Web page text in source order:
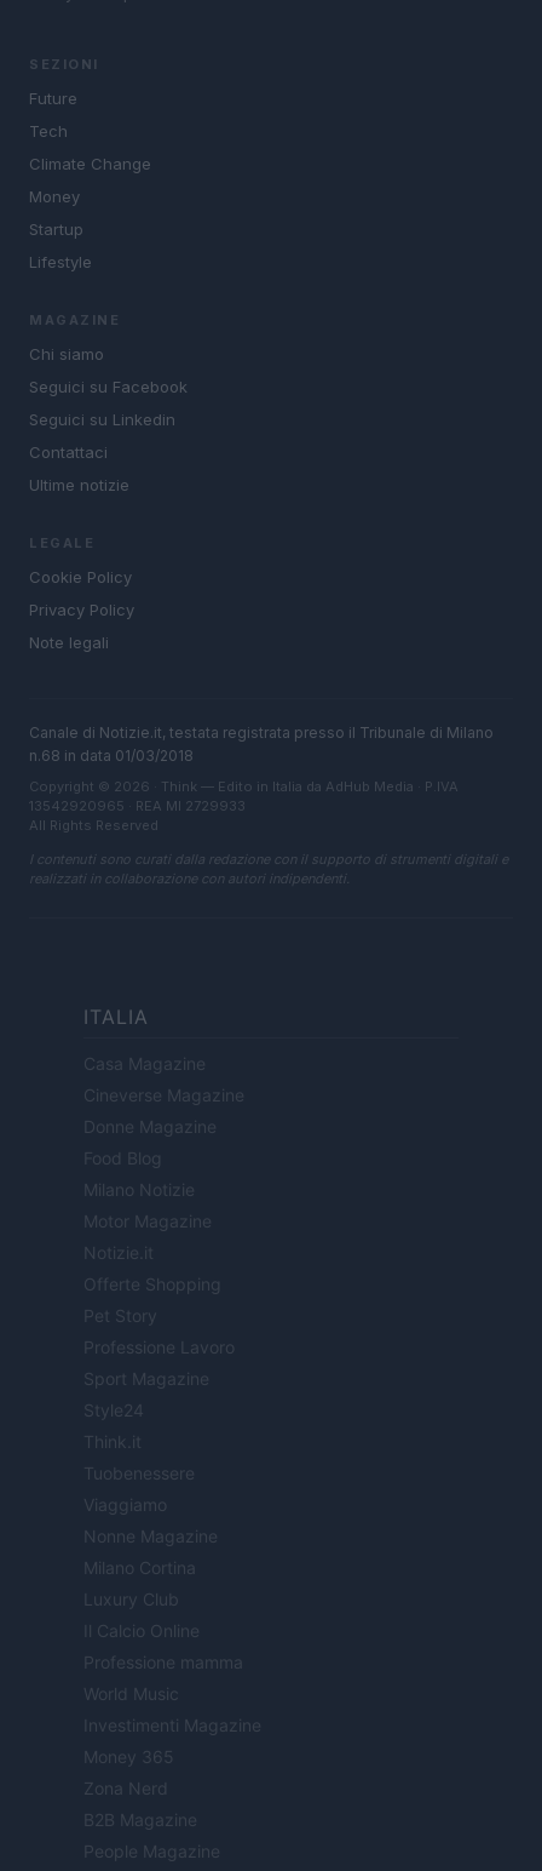
SEZIONI
Future
Tech
Climate Change
Money
Startup
Lifestyle
MAGAZINE
Chi siamo
Seguici su Facebook
Seguici su Linkedin
Contattaci
Ultime notizie
LEGALE
Cookie Policy
Privacy Policy
Note legali
Canale di Notizie.it, testata registrata presso il Tribunale di Milano
n.68 in data 01/03/2018
Copyright © 2026 · Think — Edito in Italia da AdHub Media · P.IVA
13542920965 · REA MI 2729933
All Rights Reserved
I contenuti sono curati dalla redazione con il supporto di strumenti digitali e
realizzati in collaborazione con autori indipendenti.
ITALIA
Casa Magazine
Cineverse Magazine
Donne Magazine
Food Blog
Milano Notizie
Motor Magazine
Notizie.it
Offerte Shopping
Pet Story
Professione Lavoro
Sport Magazine
Style24
Think.it
Tuobenessere
Viaggiamo
Nonne Magazine
Milano Cortina
Luxury Club
Il Calcio Online
Professione mamma
World Music
Investimenti Magazine
Money 365
Zona Nerd
B2B Magazine
People Magazine